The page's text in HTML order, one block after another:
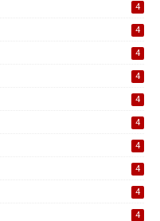
4
4
4
4
4
4
4
4
4
4